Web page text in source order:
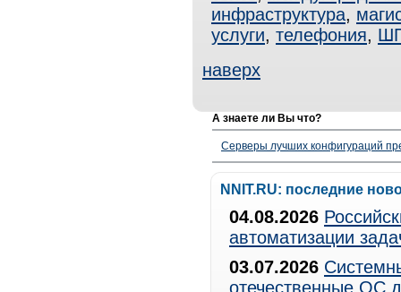
инфраструктура,
услуги, телефония,
наверх
А знаете ли Вы что?
Серверы лучших конфигураций
NNIT.RU: последние
04.08.2026
автоматизации
03.07.2026
отечественные ОС